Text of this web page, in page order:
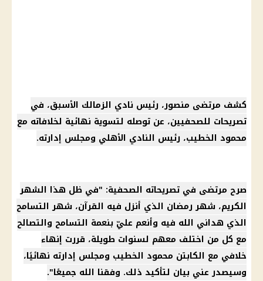
كشف مرتضى منصور، رئيس نادي الزمالك الأسبق، في
تصريحات للصحفيين، عن توصله لتسوية نهائية لخلافاته مع
محمود الخطيب، رئيس النادي الأهلي ومجلس إدارته.
صرح مرتضى في تصريحاته الصحفية: "في ظل هذا الشهر
الكريم، شهر رمضان الذي أنزل فيه القرآن، شهر التسامح
الذي هداني الله فيه وأنعم عليّ بنعمة التسامح والتصالح
مع كل من اختلف معهم لسنوات طويلة، قررت إنهاء
خلافي مع الكابتن محمود الخطيب ومجلس إدارته نهائيًا،
وسيصدر عني بيان لتأكيد ذلك. وفقنا الله جميعًا".